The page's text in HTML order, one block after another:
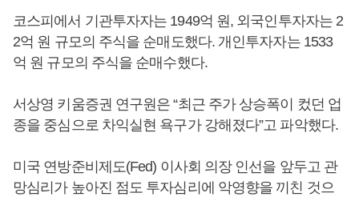
코스피에서 기관투자자는 1949억 원, 외국인투자자는 2
2억 원 규모의 주식을 순매도했다. 개인투자자는 1533
억 원 규모의 주식을 순매수했다.
서상영 키움증권 연구원은 “최근 주가 상승폭이 컸던 업
종을 중심으로 차익실현 욕구가 강해졌다”고 파악했다.
미국 연방준비제도(Fed) 이사회 의장 인선을 앞두고 관
망심리가 높아진 점도 투자심리에 악영향을 끼친 것으